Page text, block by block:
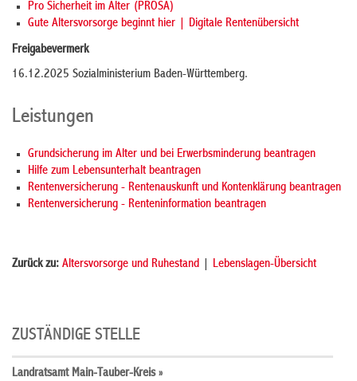
Pro Sicherheit im Alter (PROSA)
Gute Altersvorsorge beginnt hier | Digitale Rentenübersicht
Freigabevermerk
16.12.2025 Sozialministerium Baden-Württemberg.
Leistungen
Grundsicherung im Alter und bei Erwerbsminderung beantragen
Hilfe zum Lebensunterhalt beantragen
Rentenversicherung - Rentenauskunft und Kontenklärung beantragen
Rentenversicherung - Renteninformation beantragen
Zurück zu: Altersvorsorge und Ruhestand Lebenslagen-Übersicht
ZUSTÄNDIGE STELLE
Landratsamt Main-Tauber-Kreis »